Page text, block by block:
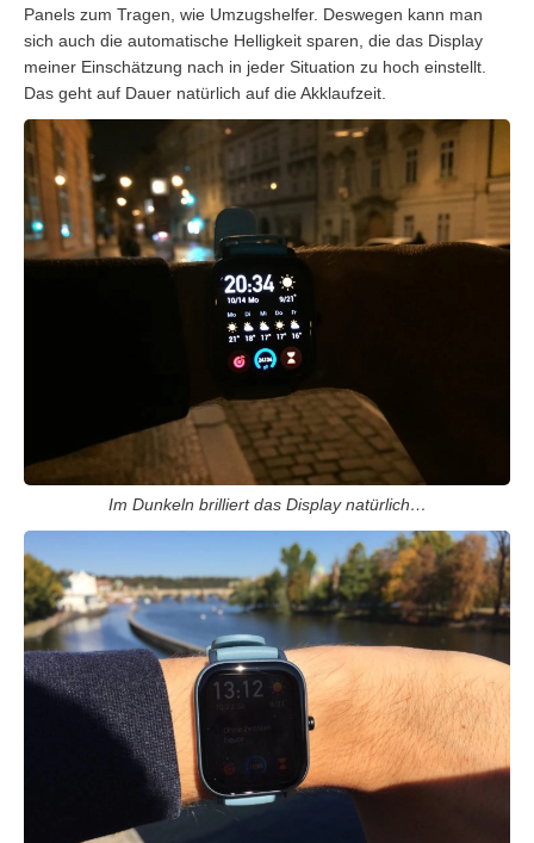
Panels zum Tragen, wie Umzugshelfer. Deswegen kann man
sich auch die automatische Helligkeit sparen, die das Display
meiner Einschätzung nach in jeder Situation zu hoch einstellt.
Das geht auf Dauer natürlich auf die Akklaufzeit.
Im Dunkeln brilliert das Display natürlich…